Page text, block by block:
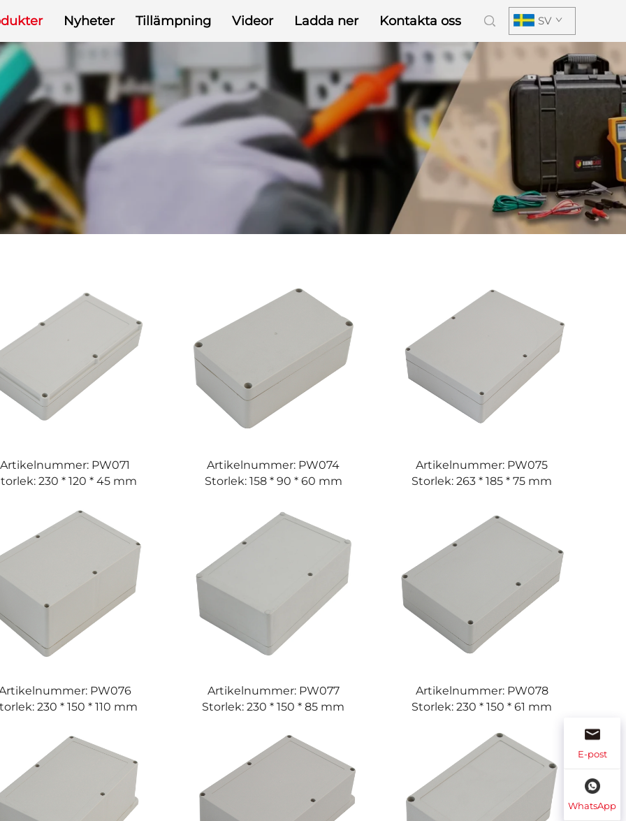
Nyheter Tillämpning Videor Ladda ner Kontakta oss SV
Artikelnummer: PW071
230 * 120 * 45 mm
Artikelnummer: PW074
Storlek: 158 * 90 * 60 mm
Artikelnummer: PW075
Storlek: 263 * 185 * 75 mm
PW076
230 * 150 * 110 mm
Artikelnummer: PW077
Storlek: 230 * 150 * 85 mm
Artikelnummer: PW078
Storlek: 230 * 150 * 61 mm
E-post
WhatsApp